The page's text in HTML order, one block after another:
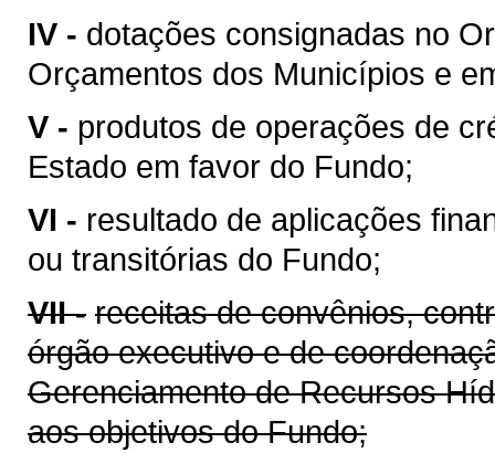
IV - dotações consignadas no
Orçamentos dos Municípios e
V - produtos de operações de
Estado em favor do Fundo;
VI - resultado de aplicações
ou transitórias do Fundo;
VII - receitas de convênios,
órgão executivo e de
Gerenciamento de Recursos
aos objetivos do Fundo;